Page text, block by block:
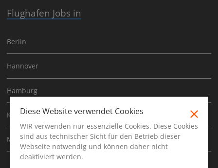
Flughafen Jobs in
Berlin
Hannover
Hamburg
Köln
München
Diese Website verwendet Cookies
WIR verwenden nur essenzielle Cookies. Diese Cookies
sind aus technischer Sicht für den Betrieb dieser
Webseite notwendig und können daher nicht
deaktiviert werden.